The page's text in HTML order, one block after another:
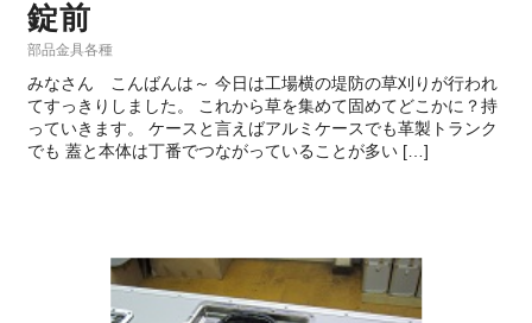
錠前
部品金具各種
みなさん こんばんは～ 今日は工場横の堤防の草刈りが行われ
てすっきりしました。 これから草を集めて固めてどこかに？持
っていきます。 ケースと言えばアルミケースでも革製トランク
でも 蓋と本体は丁番でつながっていることが多い […]